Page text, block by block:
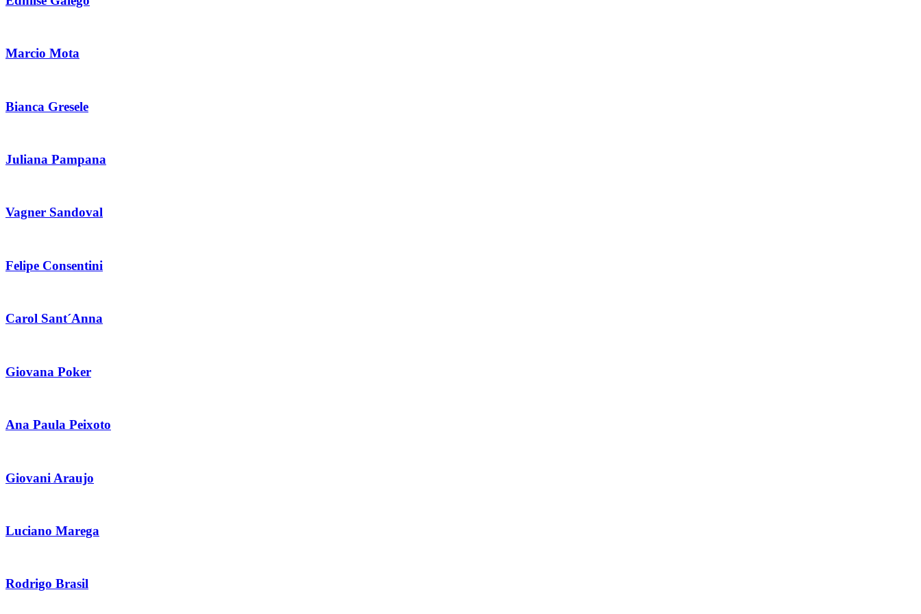
Marcio Mota
Bianca Gresele
Juliana Pampana
Vagner Sandoval
Felipe Consentini
Carol Sant´Anna
Giovana Poker
Ana Paula Peixoto
Giovani Araujo
Luciano Marega
Rodrigo Brasil